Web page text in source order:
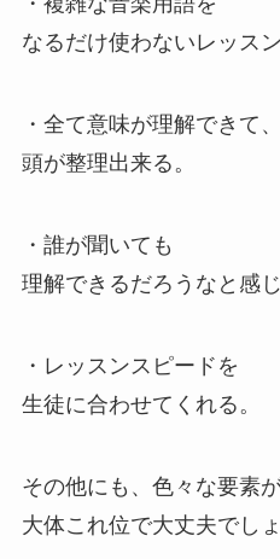
なるだけ使わないレッスン
・全て意味が理解できて、
頭が整理出来る。
・誰が聞いても
理解できるだろうなと感じ
・レッスンスピードを
生徒に合わせてくれる。
その他にも、色々な要素
大体これ位で大丈夫でしょ